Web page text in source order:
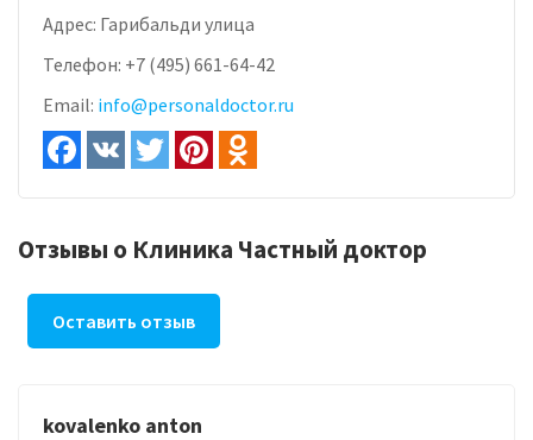
Адрес: Гарибальди улица
Телефон: +7 (495) 661-64-42
Email: info@personaldoctor.ru
Отзывы о Клиника Частный доктор
Оставить отзыв
kovalenko anton